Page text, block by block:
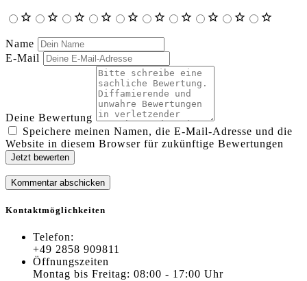
Name
E-Mail
Deine Bewertung
Speichere meinen Namen, die E-Mail-Adresse und die
Website in diesem Browser für zukünftige Bewertungen
Jetzt bewerten
Kontaktmöglichkeiten
Telefon:
+49 2858 909811
Öffnungszeiten
Montag bis Freitag: 08:00 - 17:00 Uhr